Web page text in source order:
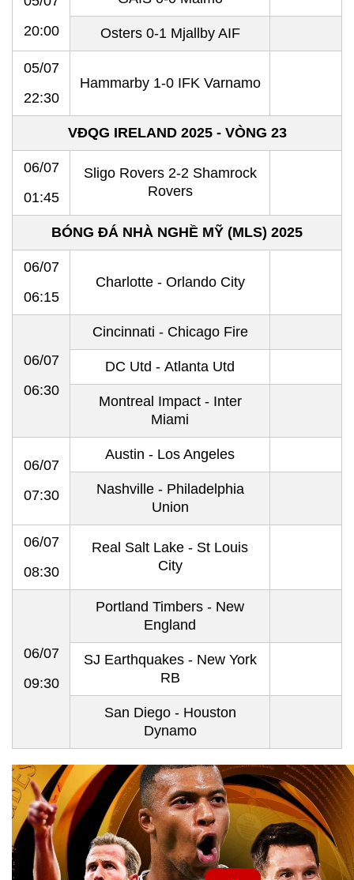
20:00
Osters 0-1 Mjallby AIF
05/07
22:30
Hammarby 1-0 IFK Varnamo
VĐQG IRELAND 2025 - VÒNG 23
06/07
01:45
Sligo Rovers 2-2 Shamrock
Rovers
BÓNG ĐÁ NHÀ NGHỀ MỸ (MLS) 2025
06/07
06:15
Charlotte - Orlando City
06/07
06:30
Cincinnati - Chicago Fire
DC Utd - Atlanta Utd
Montreal Impact - Inter
Miami
06/07
07:30
Austin - Los Angeles
Nashville - Philadelphia
Union
06/07
08:30
Real Salt Lake - St Louis
City
06/07
09:30
Portland Timbers - New
England
SJ Earthquakes - New York
RB
San Diego - Houston
Dynamo